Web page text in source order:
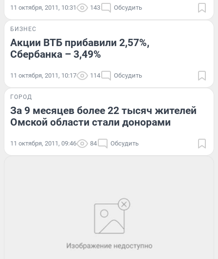
11 октября, 2011, 10:31 143 Обсудить
БИЗНЕС
Акции ВТБ прибавили 2,57%,
Сбербанка – 3,49%
11 октября, 2011, 10:17 114 Обсудить
ГОРОД
За 9 месяцев более 22 тысяч жителей
Омской области стали донорами
11 октября, 2011, 09:46 84 Обсудить